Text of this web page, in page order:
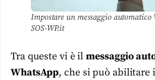
Impostare un messaggio automatico
SOS-WP.it
Tra queste vi è ilmessaggio
WhatsApp, che si può abilitare